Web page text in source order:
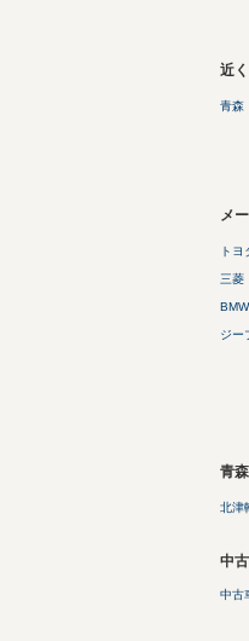
近
青森
メ
トヨ
三菱
BMW
ジー
青
北津
中
中古